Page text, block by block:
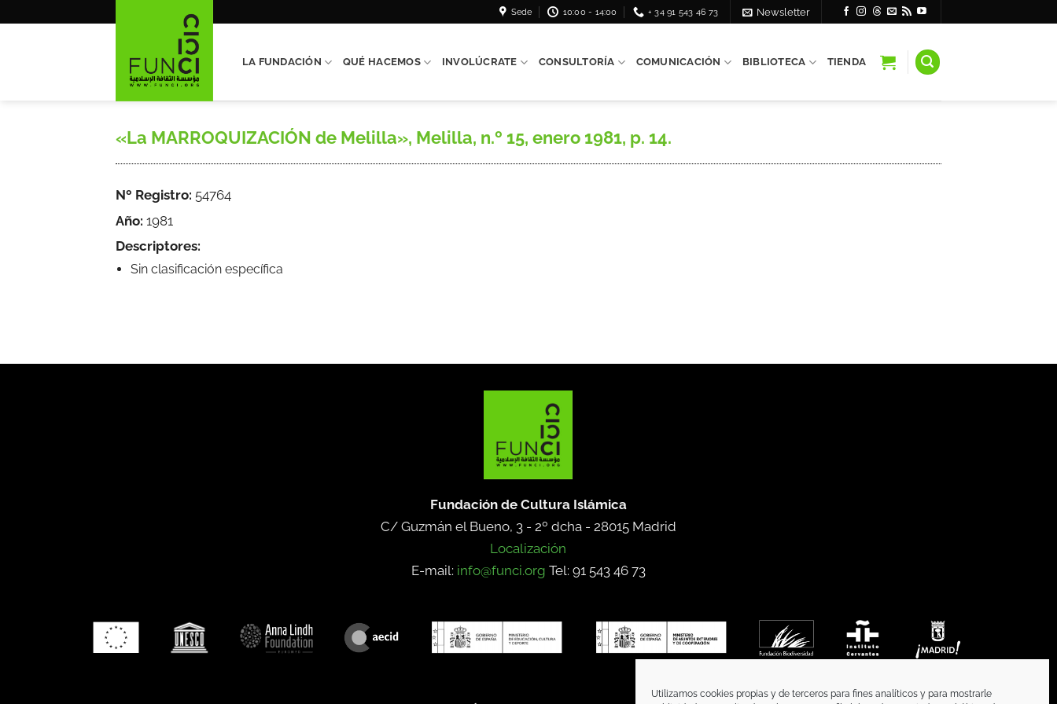
Utilizamos cookies propias y de terceros para fines analíticos y para mostrarle
Sede 10:00 - 14:00 + 34 91 543 46 73 Newsletter
LA FUNDACIÓN QUÉ HACEMOS INVOLÚCRATE CONSULTORÍA COMUNICACIÓN BIBLIOTECA TIENDA
«La MARROQUIZACIÓN de Melilla», Melilla, n.º 15, enero 1981, p. 14.
Nº Registro: 54764
Año: 1981
Descriptores:
Sin clasificación específica
Fundación de Cultura Islámica
C/ Guzmán el Bueno, 3 - 2º dcha - 28015 Madrid
Localización
E-mail: info@funci.org Tel: 91 543 46 73